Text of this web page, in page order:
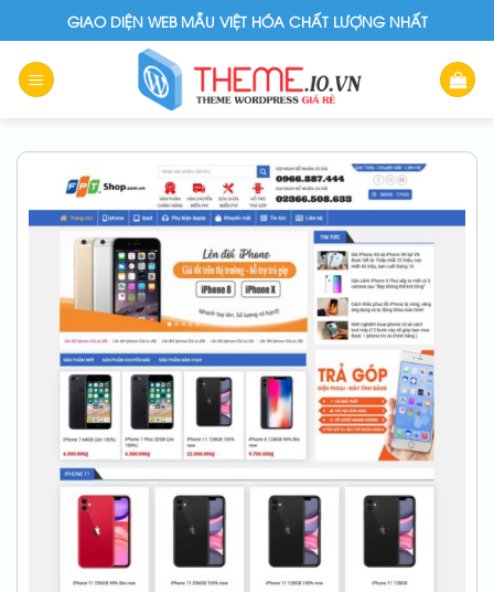
to
content
GIAO DIỆN WEB MẪU VIỆT HÓA CHẤT LƯỢNG NHẤT